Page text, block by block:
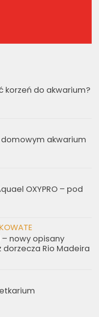
korzeń do akwarium?
akwarium
OXYPRO – pod
nowy opisany
dorzecza Rio Madeira